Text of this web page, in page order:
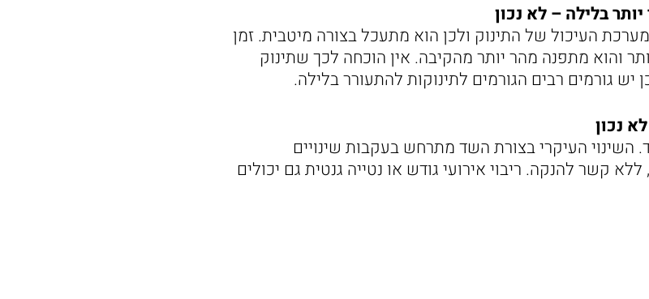
בלילה – לא נכון
העיכול של התינוק ולכן הוא מתעכל בצורה מיטבית. זמן
והוא מתפנה מהר יותר מהקיבה. אין הוכחה לכך שתינוק
גורמים רבים הגורמים לתינוקות להתעורר בלילה.
נכון
העיקרי בצורת השד מתרחש בעקבות שינויים
קשר להנקה. ריבוי אירועי גודש או נטייה גנטית גם יכולים